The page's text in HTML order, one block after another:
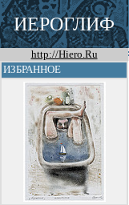
ИЕРОГЛИФ
http://Hiero.Ru
ИЗБРАННОЕ